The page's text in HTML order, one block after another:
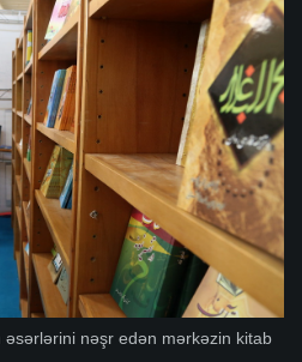
nəşr edən mərkəzin kitab